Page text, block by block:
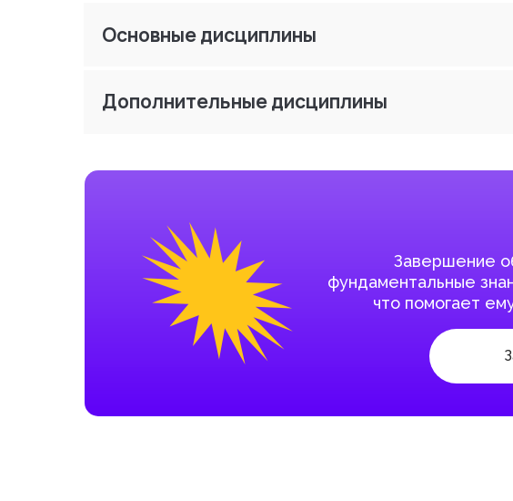
Основные дисциплины
Дополнительные дисциплины
Завершение
фундаментальные
что помогает